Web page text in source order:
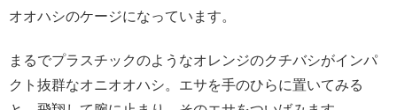
オオハシのケージになっています。
まるでプラスチックのようなオレンジのクチバシがインパ
クト抜群なオニオオハシ。エサを手のひらに置いてみる